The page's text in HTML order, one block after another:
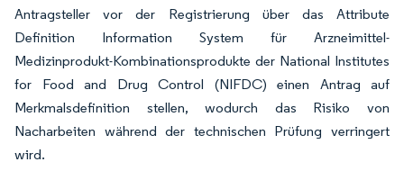
Antragsteller vor der Registrierung über das Attribute
Definition Information System für Arzneimittel-
Medizinprodukt-Kombinationsprodukte der National Institutes
for Food and Drug Control (NIFDC) einen Antrag auf
Merkmalsdefinition stellen, wodurch das Risiko von
Nacharbeiten während der technischen Prüfung verringert
wird.